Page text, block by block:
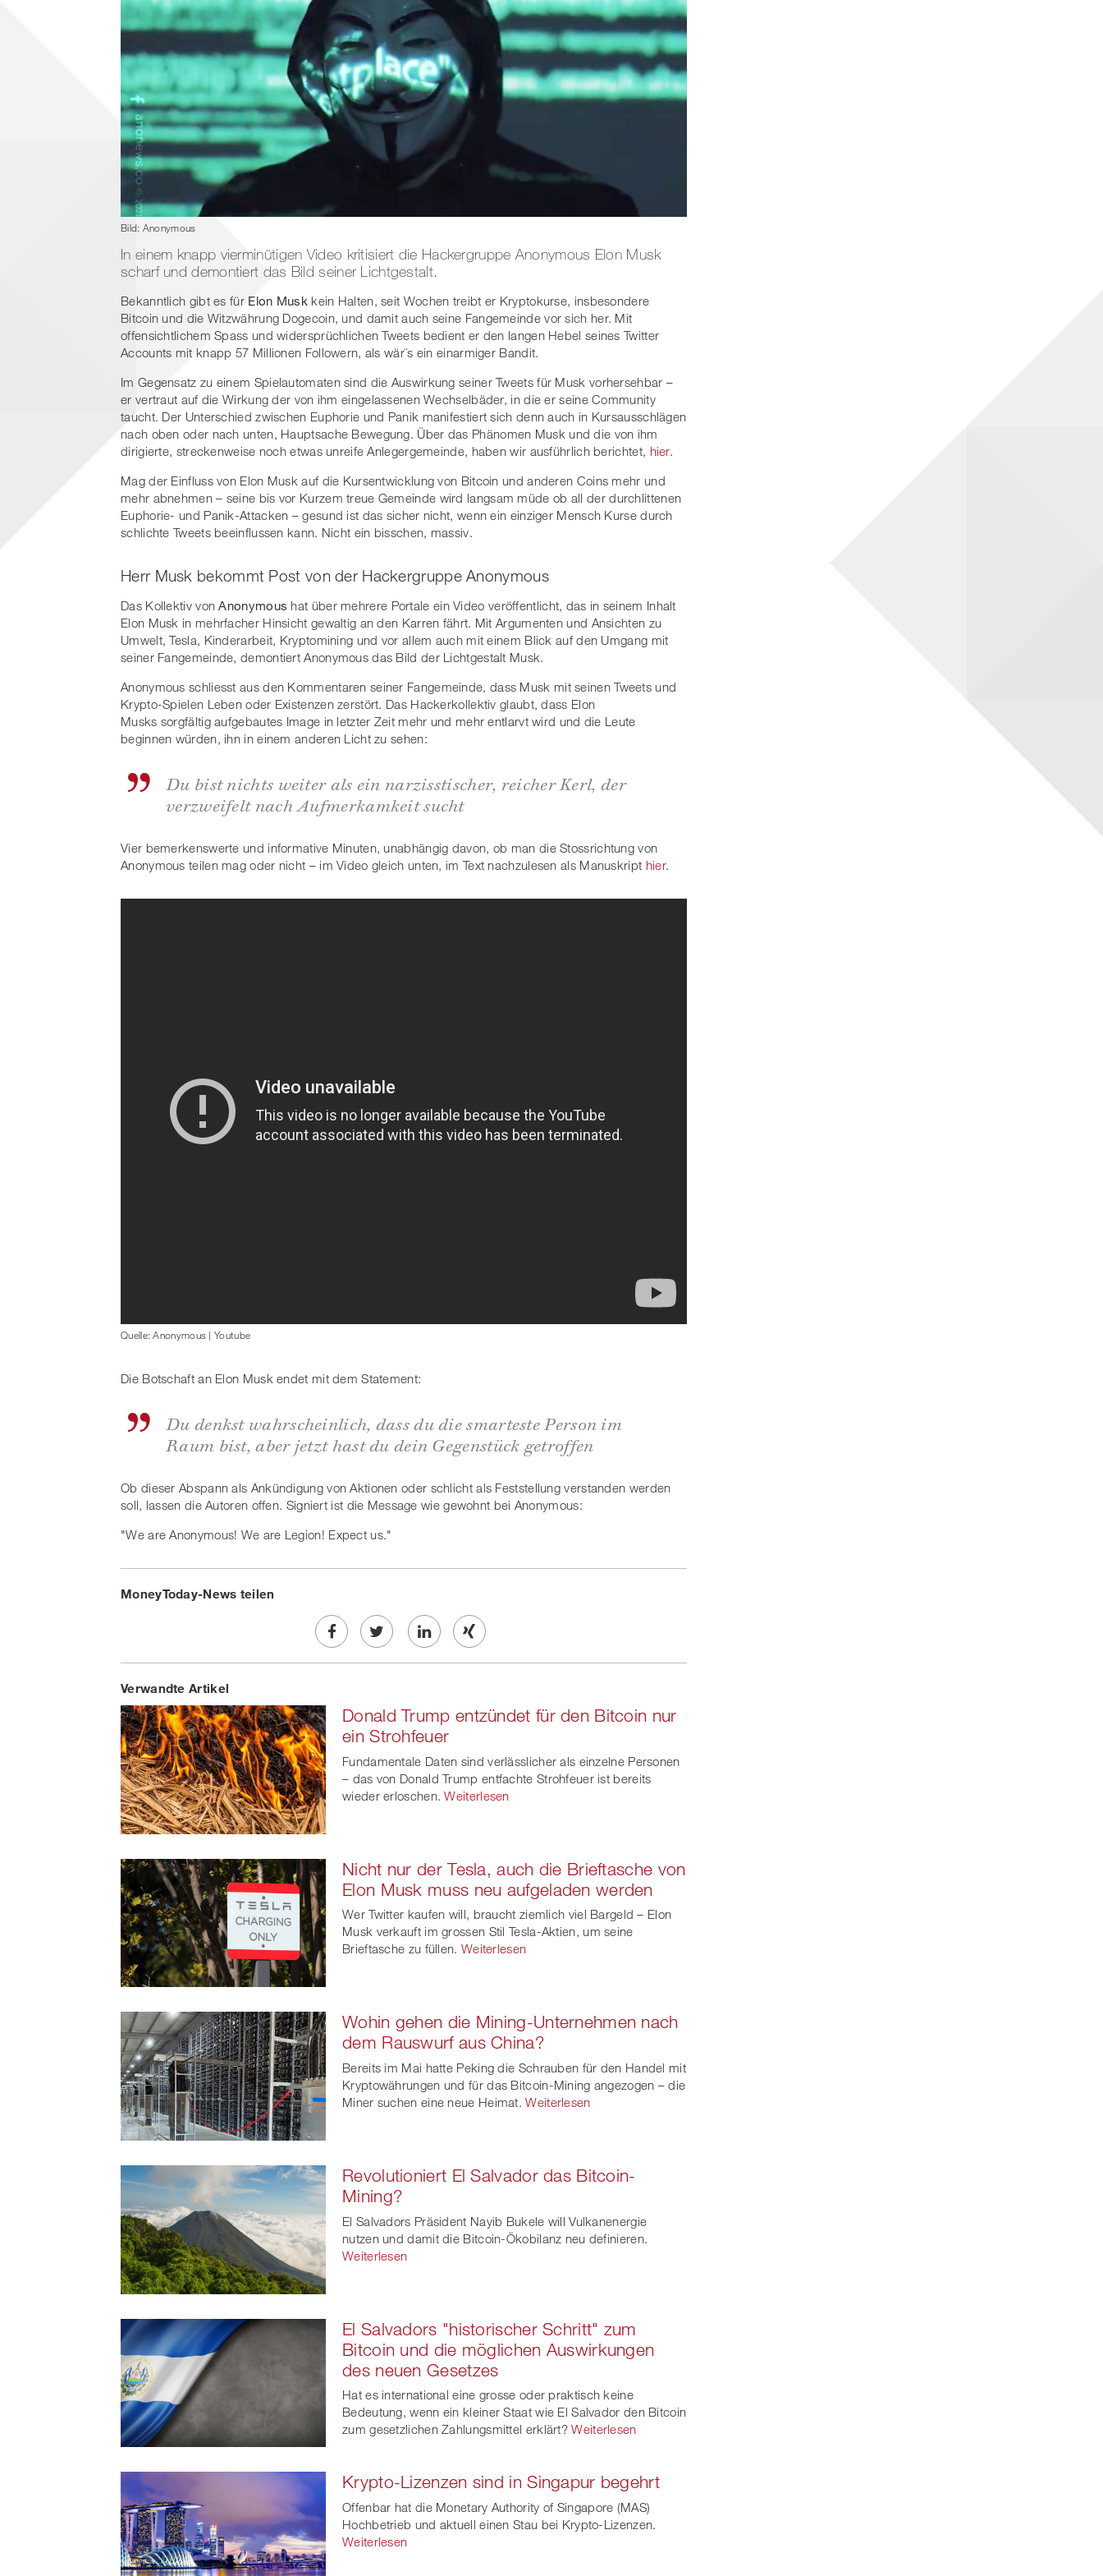
Bild: Anonymous
In einem knapp vierminütigen Video kritisiert die Hackergruppe Anonymous Elon Musk
scharf und demontiert das Bild seiner Lichtgestalt.
Bekanntlich gibt es für Elon Muskkein Halten, seit Wochen treibt er Kryptokurse, insbesondere
Bitcoin und die Witzwährung Dogecoin, und damit auch seine Fangemeinde vor sich her. Mit
offensichtlichem Spass und widersprüchlichen Tweets bedient er den langen Hebel seines Twitter
Accounts mit knapp 57 Millionen Followern, als wär¨s ein einarmiger Bandit.
Im Gegensatz zu einem Spielautomaten sind die Auswirkung seiner Tweets für Musk vorhersehbar –
er vertraut auf die Wirkung der von ihm eingelassenen Wechselbäder, in die er seine Community
taucht. Der Unterschied zwischen Euphorie und Panik manifestiert sich denn auch in Kursausschlägen
nach oben oder nach unten, Hauptsache Bewegung. Über das Phänomen Musk und die von ihm
dirigierte, streckenweise noch etwas unreife Anlegergemeinde, haben wir ausführlich berichtet, hier.
Mag der Einfluss von Elon Musk auf die Kursentwicklung von Bitcoin und anderen Coins mehr und
mehr abnehmen – seine bis vor Kurzem treue Gemeinde wird langsam müde ob all der durchlittenen
Euphorie- und Panik-Attacken – gesund ist das sicher nicht, wenn ein einziger Mensch Kurse durch
schlichte Tweets beeinflussen kann. Nicht ein bisschen, massiv.
Herr Musk bekommt Post von der Hackergruppe Anonymous
Das Kollektiv vonAnonymous hat über mehrere Portale ein Video veröffentlicht, das in seinem Inhalt
Elon Musk in mehrfacher Hinsicht gewaltig an den Karren fährt. Mit Argumenten und Ansichten zu
Umwelt, Tesla, Kinderarbeit, Kryptomining und vor allem auch mit einem Blick auf den Umgang mit
seiner Fangemeinde, demontiert Anonymous das Bild der Lichtgestalt Musk.
Anonymous schliesst aus den Kommentaren seiner Fangemeinde, dass Musk mit seinen Tweets und
Krypto-Spielen Leben oder Existenzen zerstört. Das Hackerkollektiv glaubt, dass Elon
Musks sorgfältig aufgebautes Image in letzter Zeit mehr und mehr entlarvt wird und die Leute
beginnen würden, ihn in einem anderen Licht zu sehen:
Du bist nichts weiter als ein narzisstischer, reicher Kerl, der
verzweifelt nach Aufmerkamkeit sucht
Vier bemerkenswerte und informative Minuten, unabhängig davon, ob man die Stossrichtung von
Anonymous teilen mag oder nicht – im Video gleich unten, im Text nachzulesen als Manuskript hier.
Quelle: Anonymous | Youtube
Die Botschaft an Elon Musk endet mit dem Statement:
Du denkst wahrscheinlich, dass du die smarteste Person im
Raum bist, aber jetzt hast du dein Gegenstück getroffen
Ob dieser Abspann als Ankündigung von Aktionen oder schlicht als Feststellung verstanden werden
soll, lassen die Autoren offen. Signiert ist die Message wie gewohnt bei Anonymous:
"We are Anonymous! We are Legion! Expect us."
MoneyToday-News teilen
Share
Facebook
Twe
on
twitt
er
Share
linkedin
Share
Xing
Verwandte Artikel
Donald Trump entzündet für den Bitcoin nur
ein Strohfeuer
Fundamentale Daten sind verlässlicher als einzelne Personen
– das von Donald Trump entfachte Strohfeuer ist bereits
wieder erloschen. Weiterlesen
Nicht nur der Tesla, auch die Brieftasche von
Elon Musk muss neu aufgeladen werden
Wer Twitter kaufen will, braucht ziemlich viel Bargeld – Elon
Musk verkauft im grossen Stil Tesla-Aktien, um seine
Brieftasche zu füllen. Weiterlesen
Wohin gehen die Mining-Unternehmen nach
dem Rauswurf aus China?
Bereits im Mai hatte Peking die Schrauben für den Handel mit
Kryptowährungen und für das Bitcoin-Mining angezogen – die
Miner suchen eine neue Heimat. Weiterlesen
Revolutioniert El Salvador das Bitcoin-
Mining?
El Salvadors Präsident Nayib Bukele will Vulkanenergie
nutzen und damit die Bitcoin-Ökobilanz neu definieren.
Weiterlesen
El Salvadors "historischer Schritt" zum
Bitcoin und die möglichen Auswirkungen
des neuen Gesetzes
Hat es international eine grosse oder praktisch keine
Bedeutung, wenn ein kleiner Staat wie El Salvador den Bitcoin
zum gesetzlichen Zahlungsmittel erklärt? Weiterlesen
Krypto-Lizenzen sind in Singapur begehrt
Offenbar hat die Monetary Authority of Singapore (MAS)
Hochbetrieb und aktuell einen Stau bei Krypto-Lizenzen.
Weiterlesen